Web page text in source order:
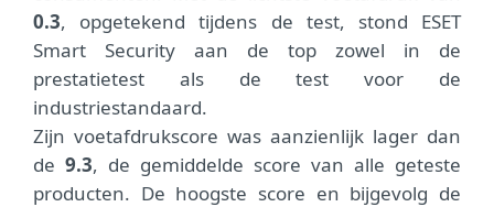
0.3, opgetekend tijdens de test, stond ESET
Smart Security aan de top zowel in de
prestatietest als de test voor de
industriestandaard.
Zijn voetafdrukscore was aanzienlijk lager dan
de 9.3, de gemiddelde score van alle geteste
producten. De hoogste score en bijgevolg de